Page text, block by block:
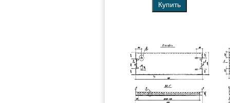
Купить